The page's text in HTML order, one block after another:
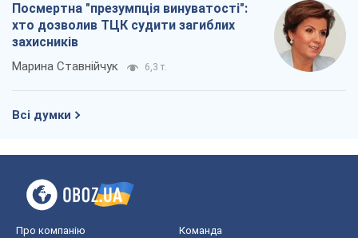
Посмертна "презумпція винуватості":
хто дозволив ТЦК судити загиблих
захисників
Марина Ставнійчук 6,3 т.
Всі думки
Про компанію Команда